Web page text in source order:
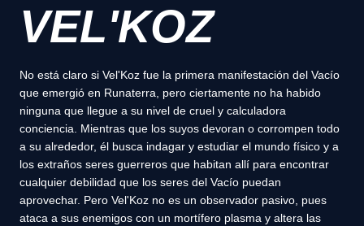
VEL'KOZ
No está claro si Vel'Koz fue la primera manifestación del Vacío
que emergió en Runaterra, pero ciertamente no ha habido
ninguna que llegue a su nivel de cruel y calculadora
conciencia. Mientras que los suyos devoran o corrompen todo
a su alrededor, él busca indagar y estudiar el mundo físico y a
los extraños seres guerreros que habitan allí para encontrar
cualquier debilidad que los seres del Vacío puedan
aprovechar. Pero Vel'Koz no es un observador pasivo, pues
ataca a sus enemigos con un mortífero plasma y altera las